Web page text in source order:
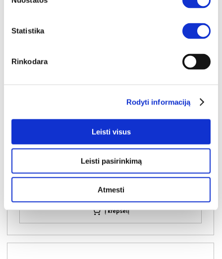
Statistika
Rinkodara
Rodyti informaciją
Leisti visus
Leisti pasirinkimą
Atmesti
AIR MEMORY 180x200x25 čiužinys
Išmatavimai:A:25cmP:180cmG:200cm
Kaina:
529€
Į krepšelį